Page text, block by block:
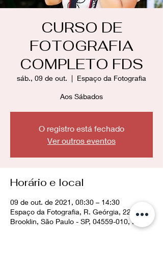
CURSO DE
FOTOGRAFIA
COMPLETO FDS
sáb., 09 de out.
  |
Espaço da Fotografia
Aos Sábados
O registro está fechado
Ver outros eventos
Horário e local
09 de out. de 2021, 08:30 – 14:30
Espaço da Fotografia, R. Geórgia, 228 -
Brooklin, São Paulo - SP, 04559-010, Brasil